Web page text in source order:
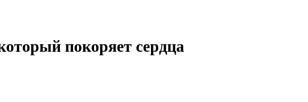
покоряет сердца